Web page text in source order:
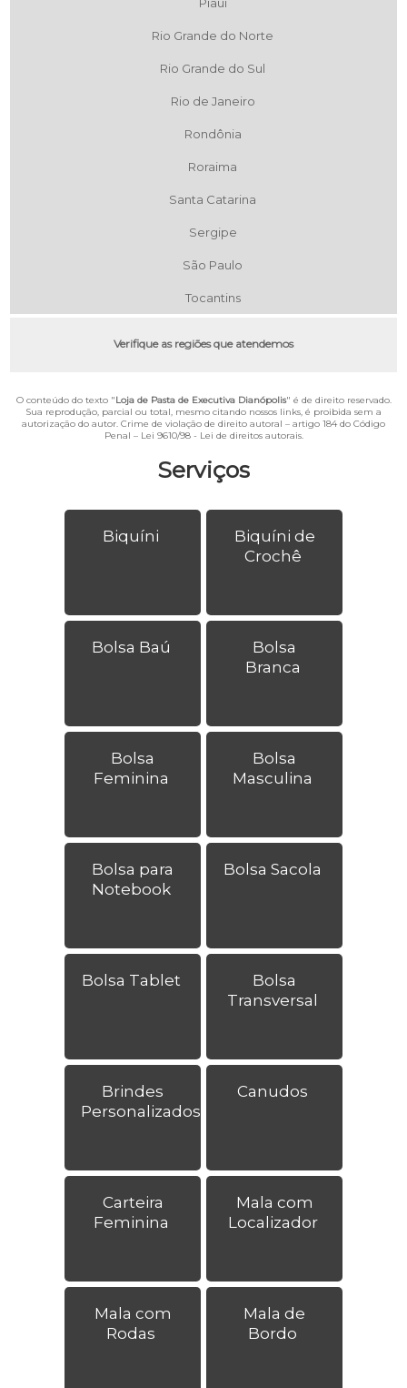
Serviços
Biquíni
Biquíni de
Crochê
Bolsa Baú
Bolsa
Branca
Bolsa
Feminina
Bolsa
Masculina
Bolsa para
Notebook
Bolsa Sacola
Bolsa Tablet
Bolsa
Transversal
Brindes
Personalizados
Canudos
Carteira
Feminina
Mala com
Localizador
Mala com
Rodas
Mala de
Bordo
Rio Grande do Norte
Rio Grande do Sul
Rio de Janeiro
Rondônia
Roraima
Santa Catarina
Sergipe
São Paulo
Tocantins
Verifique as regiões que atendemos
O conteúdo do texto "Loja de Pasta de Executiva Dianópolis" é de direito reservado.
Sua reprodução, parcial ou total, mesmo citando nossos links, é proibida sem a
autorização do autor. Crime de violação de direito autoral – artigo 184 do Código
Penal – Lei 9610/98 - Lei de direitos autorais.